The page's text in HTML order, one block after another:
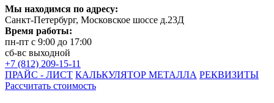
Мы находимся по адресу:
Санкт-Петербург, Московское шоссе д.23Д
Время работы:
пн-пт с 9:00 до 17:00
сб-вс выходной
+7 (812) 209-15-11
ПРАЙС - ЛИСТ КАЛЬКУЛЯТОР МЕТАЛЛА РЕКВИЗИТЫ
Рассчитать стоимость